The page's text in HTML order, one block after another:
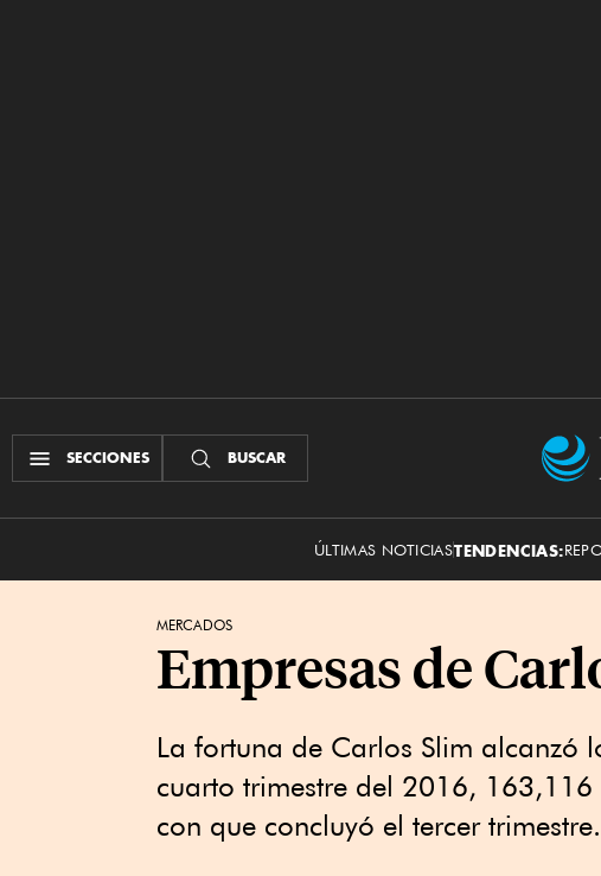
SECCIONES BUSCAR
ÚLTIMAS NOTICIASTENDENCIAS:
MERCADOS
Empresas de
La fortuna de Carlos Slim alcanzó
cuarto trimestre del 2016,
con que concluyó el tercer trimestre.